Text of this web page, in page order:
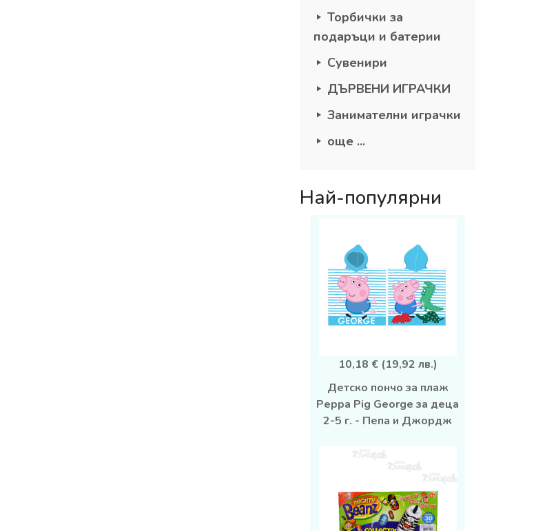
Торбички за
подаръци и батерии
Сувенири
ДЪРВЕНИ ИГРАЧКИ
Занимателни играчки
още ...
Най-популярни
10,18 € (19,92 лв.)
Детско пончо за плаж
Peppa Pig George за деца
2-5 г. - Пепа и Джордж